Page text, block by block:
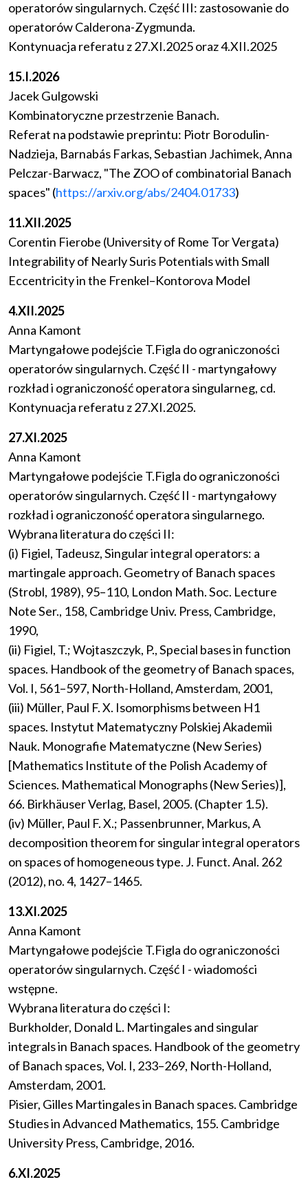
operatorów singularnych. Część III: zastosowanie do
operatorów Calderona-Zygmunda.
Kontynuacja referatu z 27.XI.2025 oraz 4.XII.2025
15.I.2026
Jacek Gulgowski
Kombinatoryczne przestrzenie Banach.
Referat na podstawie preprintu: Piotr Borodulin-
Nadzieja, Barnabás Farkas, Sebastian Jachimek, Anna
Pelczar-Barwacz, "The ZOO of combinatorial Banach
spaces" (https://arxiv.org/abs/2404.01733)
11.XII.2025
Corentin Fierobe (University of Rome Tor Vergata)
Integrability of Nearly Suris Potentials with Small
Eccentricity in the Frenkel–Kontorova Model
4.XII.2025
Anna Kamont
Martyngałowe podejście T.Figla do ograniczoności
operatorów singularnych. Część II - martyngałowy
rozkład i ograniczoność operatora singularneg, cd.
Kontynuacja referatu z 27.XI.2025.
27.XI.2025
Anna Kamont
Martyngałowe podejście T.Figla do ograniczoności
operatorów singularnych. Część II - martyngałowy
rozkład i ograniczoność operatora singularnego.
Wybrana literatura do części II:
(i) Figiel, Tadeusz, Singular integral operators: a
martingale approach. Geometry of Banach spaces
(Strobl, 1989), 95–110, London Math. Soc. Lecture
Note Ser., 158, Cambridge Univ. Press, Cambridge,
1990,
(ii) Figiel, T.; Wojtaszczyk, P., Special bases in function
spaces. Handbook of the geometry of Banach spaces,
Vol. I, 561–597, North-Holland, Amsterdam, 2001,
(iii) Müller, Paul F. X. Isomorphisms between H1
spaces. Instytut Matematyczny Polskiej Akademii
Nauk. Monografie Matematyczne (New Series)
[Mathematics Institute of the Polish Academy of
Sciences. Mathematical Monographs (New Series)],
66. Birkhäuser Verlag, Basel, 2005. (Chapter 1.5).
(iv) Müller, Paul F. X.; Passenbrunner, Markus, A
decomposition theorem for singular integral operators
on spaces of homogeneous type. J. Funct. Anal. 262
(2012), no. 4, 1427–1465.
13.XI.2025
Anna Kamont
Martyngałowe podejście T.Figla do ograniczoności
operatorów singularnych. Część I - wiadomości
wstępne.
Wybrana literatura do części I:
Burkholder, Donald L. Martingales and singular
integrals in Banach spaces. Handbook of the geometry
of Banach spaces, Vol. I, 233–269, North-Holland,
Amsterdam, 2001.
Pisier, Gilles Martingales in Banach spaces. Cambridge
Studies in Advanced Mathematics, 155. Cambridge
University Press, Cambridge, 2016.
6.XI.2025